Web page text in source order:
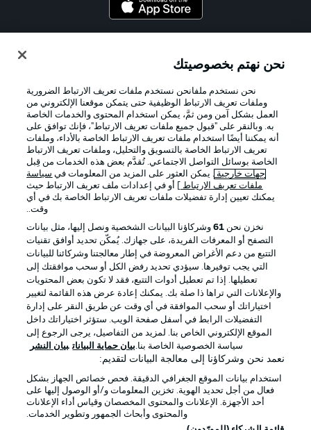
الإعلانات الإخطارات القانونية
شروط الاستخدام الوظائف
جهة النشر تواصل معنا
اللاعبون
نحن نهتم بخصوصيتك
نحن نستخدم ملفانحن نستخدم ملفات تعريف الارتباط الضرورية
وملفات تعريف الارتباط الوظيفية حتى يتمكن موقعنا الإلكتروني من
العمل بشكل آمن ومن ثمَّ، يمكن استخدام المحتوى والخدمات الخاصة
به. وبالنقر على "قبول جميع ملفات تعريف الارتباط"، فإنك توافق على
أنه يمكننا أيضًا استخدام ملفات تعريف الارتباط الخاصة بالأداء، وملفات
تعريف الارتباط الخاصة بالتسويق والتحليل، وملفات تعريف الارتباط
الخاصة بوسائل التواصل الاجتماعي. تُقدَّم بعض هذه الخدمات من قِبل
جهات خارجية . يمكن العثور على المزيد من المعلومات في سياسة
ملفات تعريف الارتباط
] أو في إعدادات ملف تعريف الارتباط حيث
يمكنك تعيين إدارة تفضيلات ملفات تعريف الارتباط الخاصة بك في أي
وقت..
نخزن نحن 61وشركاؤنا البيانات الشخصية ونصل إليها، مثل بيانات
التصفح أو المعرفات الفريدة، على جهازك. يُمكّن تحديد أوافق تقنيات
التتبع من دعم الأغراض المعروضة في إطار معالجتنا وشركائنا للبيانات
التي يجب توفيرها. سيؤدي تحديد رفض الكل أو سحب موافقتك إلى
تعطيلها. إذا تم تعطيل أدوات التتبع، فقد لا تكون بعض المحتويات
والإعلانات التي تراها ذا صلة بك. يمكنك إعادة عرض هذه القائمة لتغيير
اختياراتك أو سحب الموافقة في أي وقت عن طريق النقر على إدارة
التفضيلات الرابط في أسفل صفحة الويب. ستؤثر اختياراتك داخل
الموقع الإلكتروني الخاص بنا. لمزيد من التفاصيل، يرجى الرجوع إلى
سياسة الخصوصية الخاصة بنا.بيان حماية البيانات بيان النشر
نعمد نحن وشركاؤنا إلى معالجة البيانات لتقديم:
استخدام بيانات الموقع الجغرافي الدقيقة. فحص خصائص الجهاز بشكل
فعال من أجل تحديد الهوية. تخزين المعلومات و/أو الوصول إليها على
أحد الأجهزة. الإعلانات والمحتوى المخصصان وقياس أداء الإعلانات
والمحتوى وأبحاث الجمهور وتطوير الخدمات.